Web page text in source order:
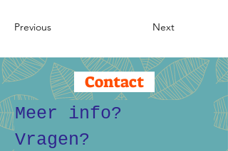
Previous Next
Contact
Meer info?
Vragen?